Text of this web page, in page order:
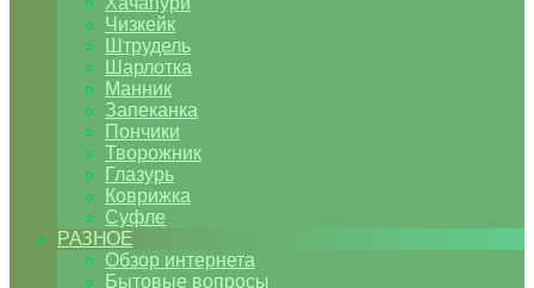
Чизкейк
Штрудель
Шарлотка
Манник
Запеканка
Пончики
Творожник
Глазурь
Коврижка
Суфле
РАЗНОЕ
Обзор интернета
Бытовые вопросы